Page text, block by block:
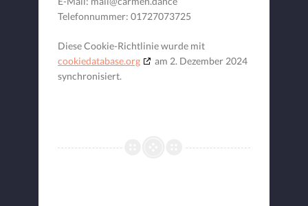
Telefonnummer: 01727073725
Diese Cookie-Richtlinie wurde mit
cookiedatabase.org
am 2. Dezember 2024
synchronisiert.